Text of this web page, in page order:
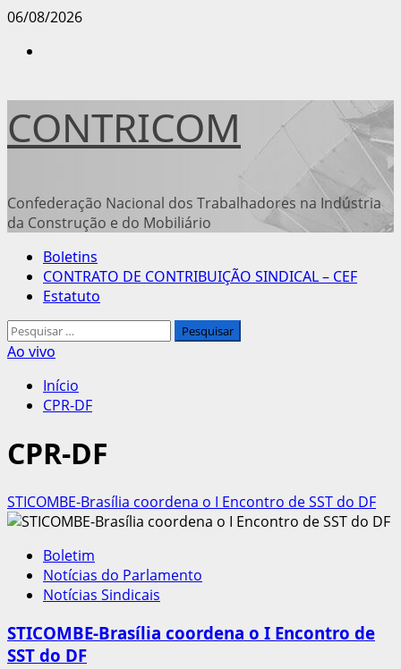
Avançar
06/08/2026
CONTRICOM
Confederação Nacional dos Trabalhadores na Indústria
da Construção e do Mobiliário
Menu
principal
Boletins
CONTRATO DE CONTRIBUIÇÃO SINDICAL – CEF
Estatuto
Pesquisar
por:
Ao vivo
Início
CPR-DF
CPR-DF
STICOMBE-Brasília coordena o I Encontro de SST do DF
Boletim
Notícias do Parlamento
Notícias Sindicais
STICOMBE-Brasília coordena o I Encontro de
SST do DF